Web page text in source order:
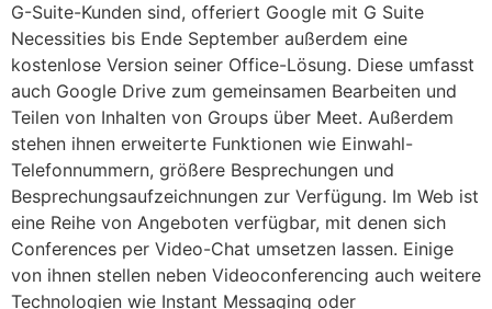
G-Suite-Kunden sind, offeriert Google mit G Suite
Necessities bis Ende September außerdem eine
kostenlose Version seiner Office-Lösung. Diese umfasst
auch Google Drive zum gemeinsamen Bearbeiten und
Teilen von Inhalten von Groups über Meet. Außerdem
stehen ihnen erweiterte Funktionen wie Einwahl-
Telefonnummern, größere Besprechungen und
Besprechungsaufzeichnungen zur Verfügung. Im Web ist
eine Reihe von Angeboten verfügbar, mit denen sich
Conferences per Video-Chat umsetzen lassen. Einige
von ihnen stellen neben Videoconferencing auch weitere
Technologien wie Instant Messaging oder